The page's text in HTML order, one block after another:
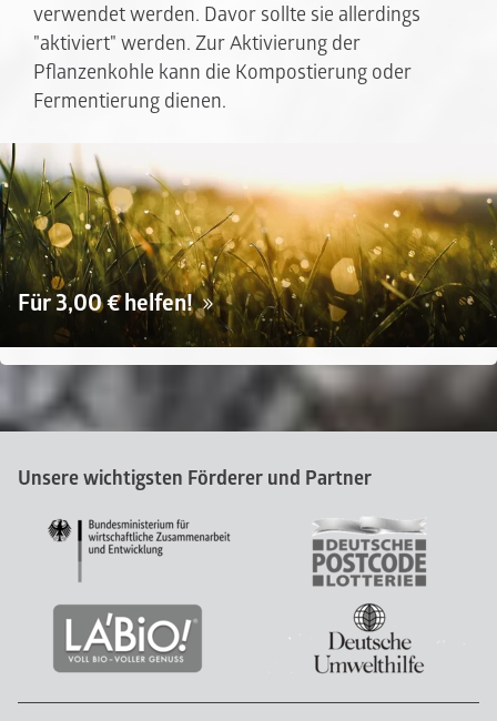
verwendet werden. Davor sollte sie allerdings
"aktiviert" werden. Zur Aktivierung der
Pflanzenkohle kann die Kompostierung oder
Fermentierung dienen.
Für 3,00 € helfen!
Unsere wichtigsten Förderer und Partner